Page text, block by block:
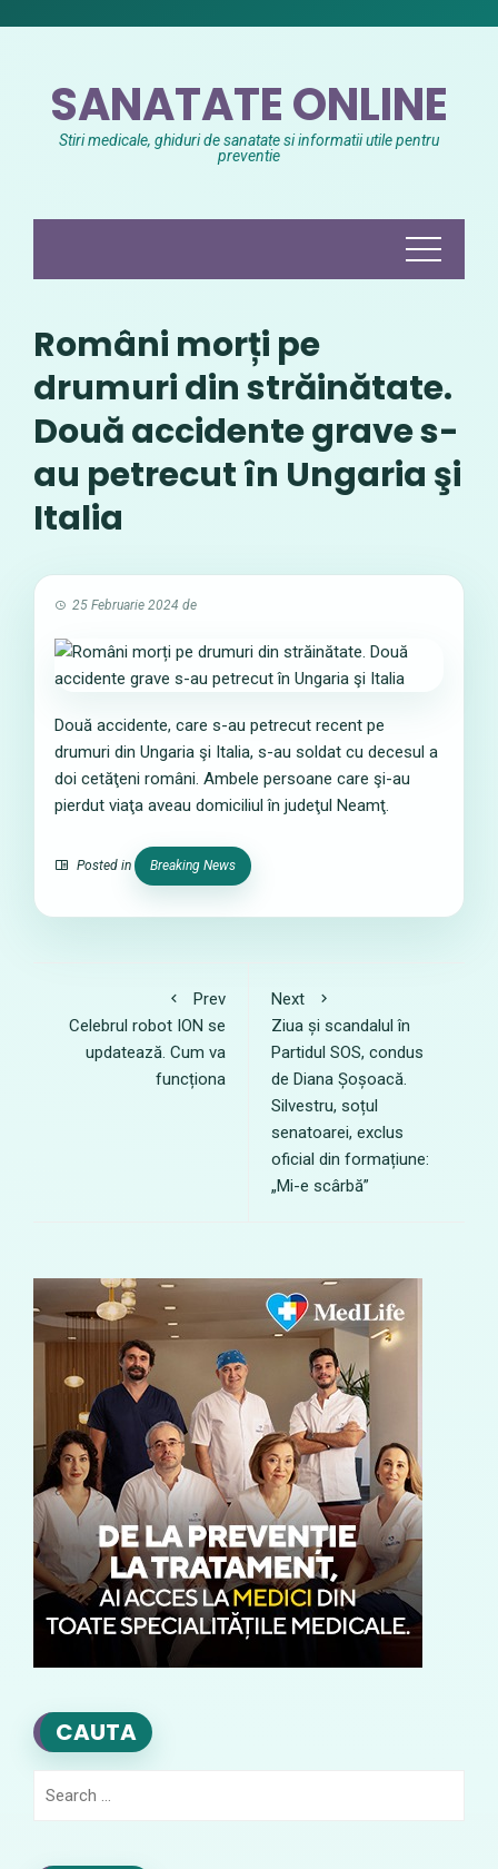
SANATATE ONLINE
Stiri medicale, ghiduri de sanatate si informatii utile pentru
preventie
Români morți pe
drumuri din străinătate.
Două accidente grave s-
au petrecut în Ungaria şi
Italia
25 Februarie 2024 de
Două accidente, care s-au petrecut recent pe
drumuri din Ungaria şi Italia, s-au soldat cu decesul a
doi cetăţeni români. Ambele persoane care şi-au
pierdut viaţa aveau domiciliul în judeţul Neamţ.
Posted in Breaking News
Prev
Celebrul robot ION se
updatează. Cum va
funcționa
Next
Ziua și scandalul în
Partidul SOS, condus
de Diana Șoșoacă.
Silvestru, soțul
senatoarei, exclus
oficial din formațiune:
„Mi-e scârbă”
CAUTA